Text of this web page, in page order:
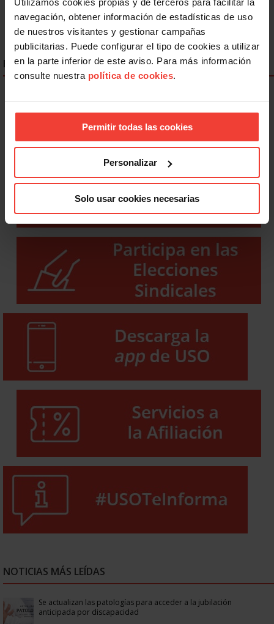
navegación, obtener información de estadísticas de uso
de nuestros visitantes y gestionar campañas
publicitarias. Puede configurar el tipo de cookies a utilizar
en la parte inferior de este aviso. Para más información
consulte nuestra política de cookies.
Permitir todas las cookies
Personalizar
Solo usar cookies necesarias
ENLACES DESTACADOS
NOTICIAS MÁS LEÍDAS
Se actualizan las patologías para acceder a la jubilación
anticipada por discapacidad